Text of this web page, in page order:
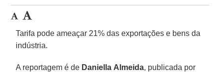
Tarifa pode ameaçar 21% das exportações e bens da
indústria.
A reportagem é de Daniella Almeida, publicada por